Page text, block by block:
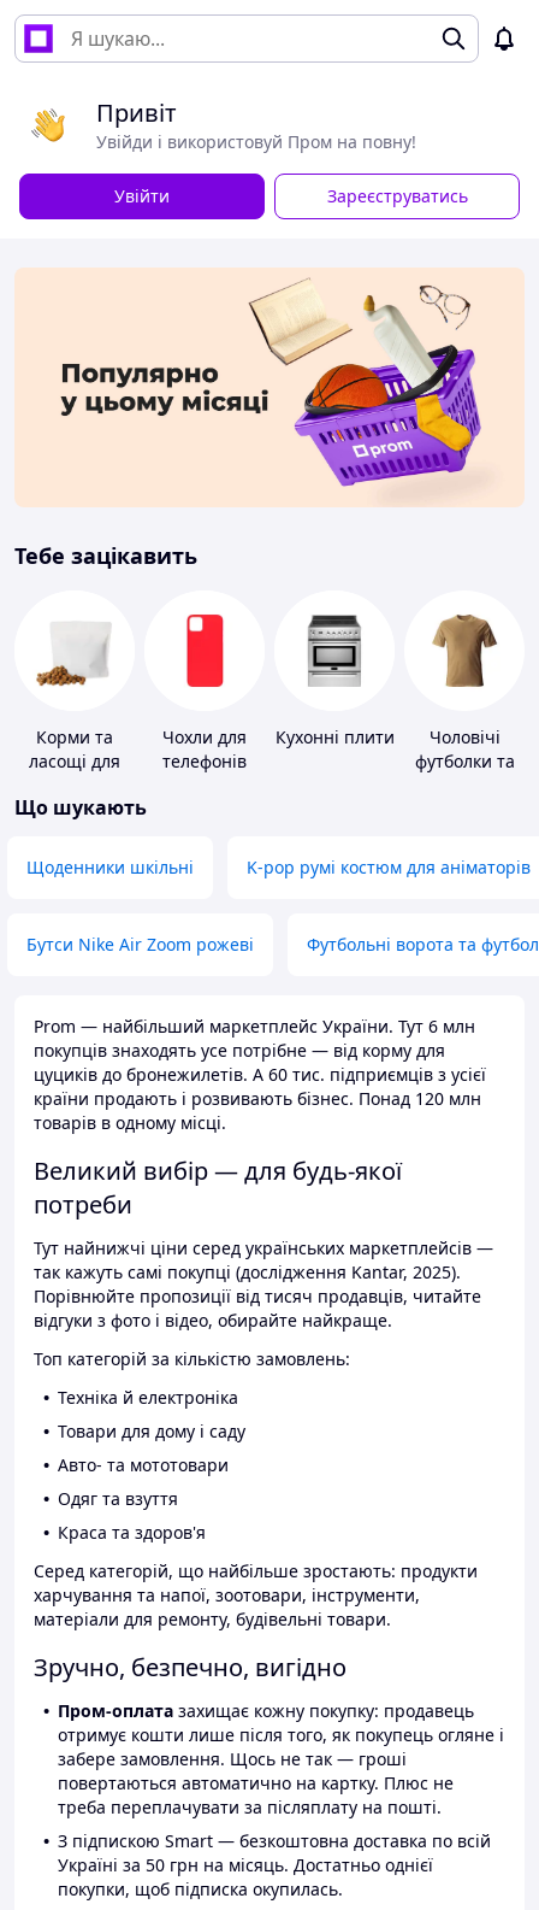
Привіт
Увійди і використовуй Пром на повну!
Увійти Зареєструватись
Тебе зацікавить
Корми та
ласощі для
тварин і
Чохли для
телефонів
Кухонні плити
Чоловічі
футболки та
Що шукають
Щоденники шкільні K-pop румі костюм для аніматорів
Бутси Nike Air Zoom рожеві Футбольні ворота та
Prom — найбільший маркетплейс України. Тут 6 млн
покупців знаходять усе потрібне — від корму для
цуциків до бронежилетів. А 60 тис. підприємців з усієї
країни продають і розвивають бізнес. Понад 120 млн
товарів в одному місці.
Великий вибір — для будь-якої
потреби
Тут найнижчі ціни серед українських маркетплейсів —
так кажуть самі покупці (дослідження Kantar, 2025).
Порівнюйте пропозиції від тисяч продавців, читайте
відгуки з фото і відео, обирайте найкраще.
Топ категорій за кількістю замовлень:
Техніка й електроніка
Товари для дому і саду
Авто- та мототовари
Одяг та взуття
Краса та здоров'я
Серед категорій, що найбільше зростають: продукти
харчування та напої, зоотовари, інструменти,
матеріали для ремонту, будівельні товари.
Зручно, безпечно, вигідно
Пром-оплата захищає кожну покупку: продавець
отримує кошти лише після того, як покупець огляне і
забере замовлення. Щось не так — гроші
повертаються автоматично на картку. Плюс не
треба переплачувати за післяплату на пошті.
З підпискою Smart — безкоштовна доставка по всій
Україні за 50 грн на місяць. Достатньо однієї
покупки, щоб підписка окупилась.